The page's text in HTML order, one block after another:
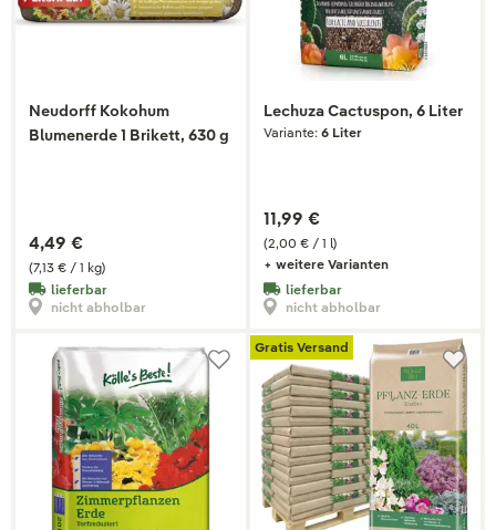
Neudorff Kokohum
Blumenerde 1 Brikett, 630 g
(7,13 € / 1 kg)
4,49 €
lieferbar
nicht abholbar
Lechuza Cactuspon, 6 Liter
Variante: 6 Liter
(2,00 € / 1 l)
11,99 €
+ weitere Varianten
lieferbar
nicht abholbar
Gratis Versand